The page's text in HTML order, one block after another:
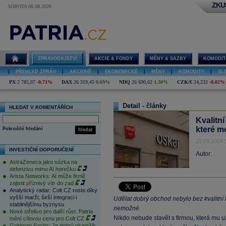
SOBOTA 08.08.2026
ZPRAVODAJSTVÍ AKCIE & FONDY MĚNY & SAZBY
PŘEHLED ZPRÁV AKCIOVÉ EKONOMICKÉ MĚNY KOMODITY
PX 2 785,07 -0,71% DAX 26 319,45 0,69% NDQ 26 690,62 1,30% CZK/€ 24,232 -0,02%
HLEDAT V KOMENTÁŘÍCH
hledat
Pokročilé hledání
INVESTIČNÍ DOPORUČENÍ
AstraZeneca jako sázka na
defenzivu mimo AI horečku
Arista Networks: AI může firmě
zajistit příznivý vítr do zad
Analytický radar: Colt CZ roste díky
vyšší marži, širší integraci i
stabilnějšímu byznysu
Nové střelivo pro další růst. Patria
mění cílovou cenu pro Colt CZ
Detail - články
které
23.09.2004
Autor:
Udělat dobrý obchod nebylo bez
nemožné.
Nikdo nebude stavět s firmou, která mu